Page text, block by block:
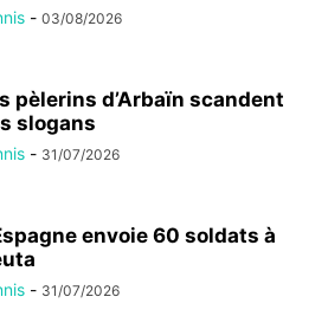
- 03/08/2026
pèlerins d’Arbaïn scandent
slogans
- 31/07/2026
envoie 60 soldats à
- 31/07/2026